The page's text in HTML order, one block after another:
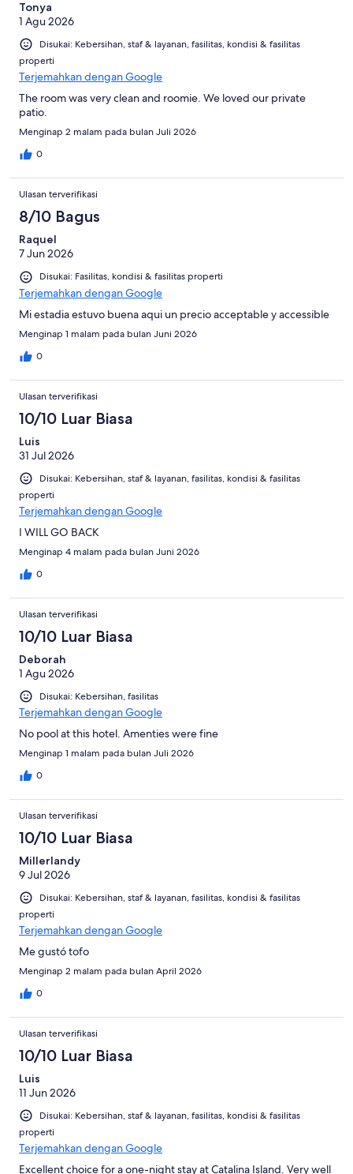
Tonya
1 Agu 2026
Disukai: Kebersihan, staf & layanan, fasilitas, kondisi & fasilitas
properti
Terjemahkan dengan Google
The room was very clean and roomie. We loved our private
patio.
Menginap 2 malam pada bulan Juli 2026
0
Ulasan terverifikasi
8/10 Bagus
Raquel
7 Jun 2026
Disukai: Fasilitas, kondisi & fasilitas properti
Terjemahkan dengan Google
Mi estadia estuvo buena aqui un precio acceptable y accessible
Menginap 1 malam pada bulan Juni 2026
0
Ulasan terverifikasi
10/10 Luar Biasa
Luis
31 Jul 2026
Disukai: Kebersihan, staf & layanan, fasilitas, kondisi & fasilitas
properti
Terjemahkan dengan Google
I WILL GO BACK
Menginap 4 malam pada bulan Juni 2026
0
Ulasan terverifikasi
10/10 Luar Biasa
Deborah
1 Agu 2026
Disukai: Kebersihan, fasilitas
Terjemahkan dengan Google
No pool at this hotel. Amenties were fine
Menginap 1 malam pada bulan Juli 2026
0
Ulasan terverifikasi
10/10 Luar Biasa
Millerlandy
9 Jul 2026
Disukai: Kebersihan, staf & layanan, fasilitas, kondisi & fasilitas
properti
Terjemahkan dengan Google
Me gustó tofo
Menginap 2 malam pada bulan April 2026
0
Ulasan terverifikasi
10/10 Luar Biasa
Luis
11 Jun 2026
Disukai: Kebersihan, staf & layanan, fasilitas, kondisi & fasilitas
properti
Terjemahkan dengan Google
Excellent choice for a one-night stay at Catalina Island. Very well